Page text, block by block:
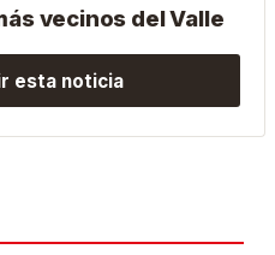
vecinos del Valle
esta noticia